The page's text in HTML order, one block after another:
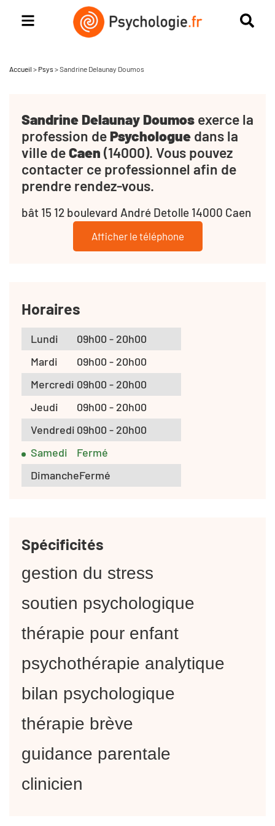
Accueil > Psys >Sandrine Delaunay Doumos
Sandrine Delaunay Doumos exerce la
profession dePsychologue dans la
ville deCaen (14000). Vous pouvez
contacter ce professionnel afin de
prendre rendez-vous.
bât 15 12 boulevard André Detolle 14000 Caen
Afficher le téléphone
Horaires
Lundi
09h00 - 20h00
Mardi
09h00 - 20h00
Mercredi 09h00 - 20h00
Jeudi
09h00 - 20h00
Vendredi 09h00 - 20h00
Samedi
Fermé
DimancheFermé
Spécificités
gestion du stress
soutien psychologique
thérapie pour enfant
psychothérapie analytique
bilan psychologique
thérapie brève
guidance parentale
clinicien